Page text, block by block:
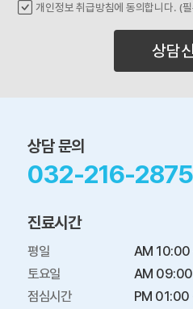
개인정보 취급방침에 동의합니다. (
상담
상담 문의
032-216-2875
진료시간
평일
토요일
점심시간
AM
AM
PM